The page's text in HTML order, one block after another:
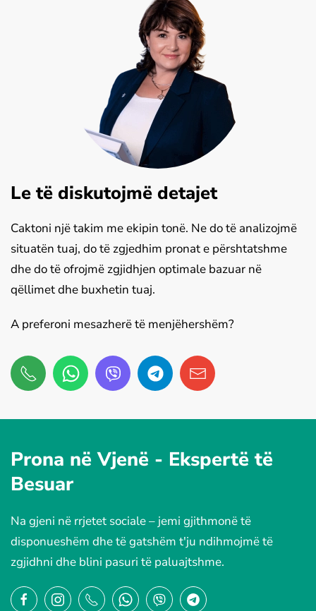
Le të diskutojmë detajet
Caktoni një takim me ekipin tonë. Ne do të analizojmë
situatën tuaj, do të zgjedhim pronat e përshtatshme
dhe do të ofrojmë zgjidhjen optimale bazuar në
qëllimet dhe buxhetin tuaj.
A preferoni mesazherë të menjëhershëm?
Prona në Vjenë - Ekspertë të
Besuar
Na gjeni në rrjetet sociale – jemi gjithmonë të
disponueshëm dhe të gatshëm t'ju ndihmojmë të
zgjidhni dhe blini pasuri të paluajtshme.